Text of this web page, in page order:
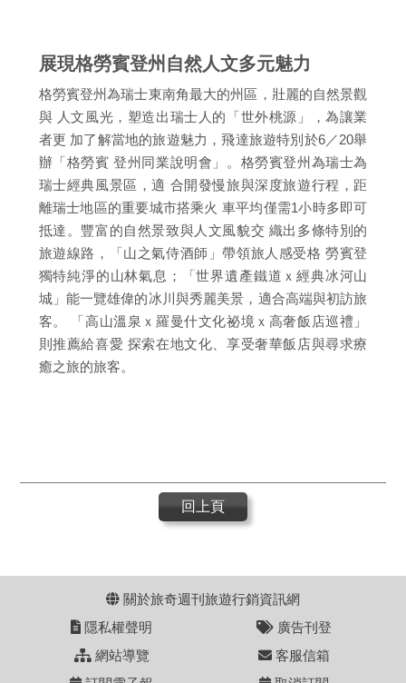
展現格勞賓登州自然人文多元魅力
格勞賓登州為瑞士東南角最大的州區，壯麗的自然景觀
與 人文風光，塑造出瑞士人的「世外桃源」，為讓業
者更 加了解當地的旅遊魅力，飛達旅遊特別於6／20舉
辦「格勞賓 登州同業說明會」。格勞賓登州為瑞士為
瑞士經典風景區，適 合開發慢旅與深度旅遊行程，距
離瑞士地區的重要城市搭乘火 車平均僅需1小時多即可
抵達。豐富的自然景致與人文風貌交 織出多條特別的
旅遊線路，「山之氣侍酒師」帶領旅人感受格 勞賓登
獨特純淨的山林氣息；「世界遺產鐵道ｘ經典冰河山
城」能一覽雄偉的冰川與秀麗美景，適合高端與初訪旅
客。 「高山溫泉ｘ羅曼什文化祕境ｘ高奢飯店巡禮」
則推薦給喜愛 探索在地文化、享受奢華飯店與尋求療
癒之旅的旅客。
回上頁
關於旅奇週刊旅遊行銷資訊網
隱私權聲明
廣告刊登
網站導覽
客服信箱